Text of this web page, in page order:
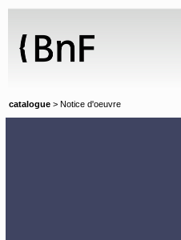
catalogue > Notice d'oeuvre